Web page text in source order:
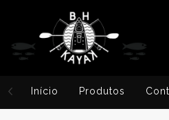
Início Produtos